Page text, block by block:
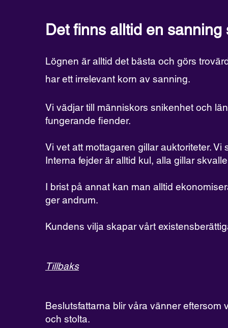
Det finns alltid en
Lögnen är alltid det bästa och görs
har ett irrelevant korn av sanning.
Vi vädjar till människors snikenhet och
fungerande fiender.
Vi vet att mottagaren gillar auktoriteter. Vi
Interna fejder är alltid kul, alla gillar
I brist på annat kan man alltid
ger andrum.
Kundens vilja skapar vårt
Tillbaks
Beslutsfattarna blir våra vänner eftersom
och stolta.